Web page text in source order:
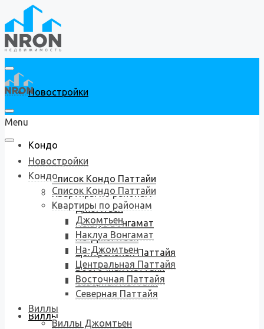
Новостройки
Кондо
Список Кондо Паттайи
Квартиры по районам
Джомтьен
Наклуа Вонгамат
На-Джомтьен
Центральная Паттайя
Восточная Паттайя
Северная Паттайя
Виллы
Menu
Новостройки
Кондо
Список Кондо Паттайи
Квартиры по районам
Джомтьен
Наклуа Вонгамат
На-Джомтьен
Центральная Паттайя
Восточная Паттайя
Северная Паттайя
Виллы
Виллы Джомтьен